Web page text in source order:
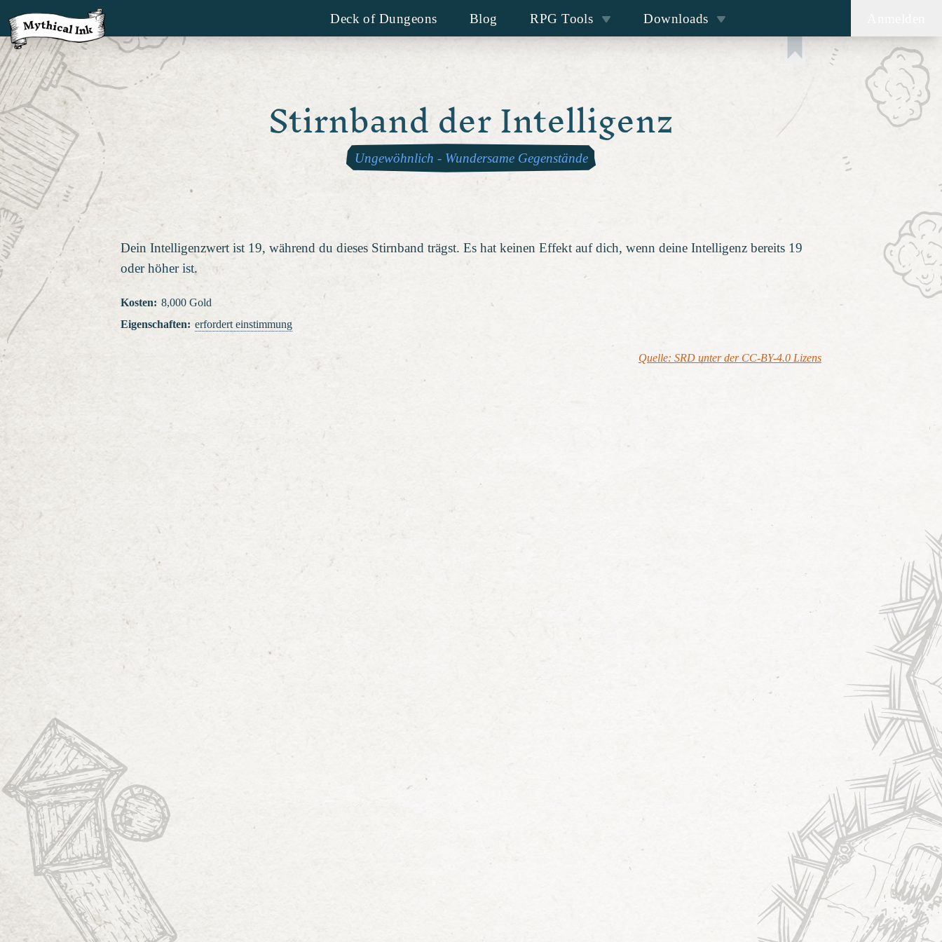
Deck of Dungeons Blog RPG Tools Downloads
Stirnband der Intelligenz
Ungewöhnlich - Wundersame Gegenstände
Dein Intelligenzwert ist 19, während du dieses Stirnband trägst. Es hat keinen Effekt auf dich, wenn deine Intelligenz bereits 19
oder höher ist.
Kosten: 8,000 Gold
Eigenschaften: erfordert einstimmung
Quelle: SRD unter der CC-BY-4.0 Lizens